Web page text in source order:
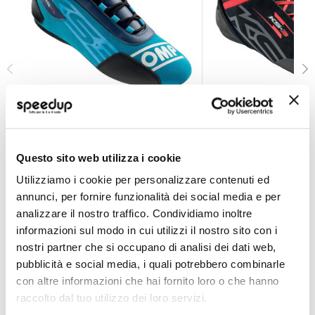
Questo sito web utilizza i cookie
Utilizziamo i cookie per personalizzare contenuti ed
annunci, per fornire funzionalità dei social media e per
analizzare il nostro traffico. Condividiamo inoltre
informazioni sul modo in cui utilizzi il nostro sito con i
nostri partner che si occupano di analisi dei dati web,
pubblicità e social media, i quali potrebbero combinarle
con altre informazioni che hai fornito loro o che hanno
raccolto dal tuo utilizzo dei loro servizi.
Scarpe da kart KS-3 my2021 - OMP
speciale
Spedizione gratuita!
Scarpe da kart KS-
95,00 €
Spedizione gratuita!